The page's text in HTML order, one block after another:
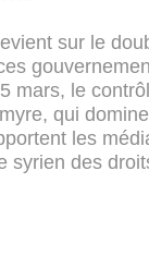
sur le
mars, le
qui
les
syrien des